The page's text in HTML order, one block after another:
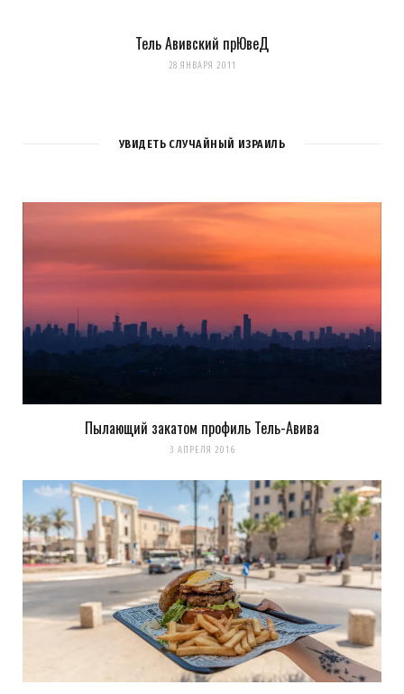
Тель Авивский прЮвеД
28 ЯНВАРЯ 2011
УВИДЕТЬ СЛУЧАЙНЫЙ ИЗРАИЛЬ
Пылающий закатом профиль Тель-Авива
3 АПРЕЛЯ 2016